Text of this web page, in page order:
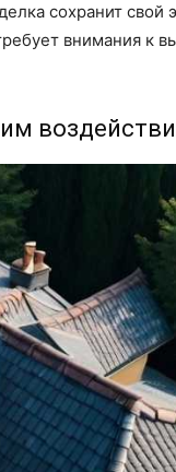
сохранит свой
внимания к